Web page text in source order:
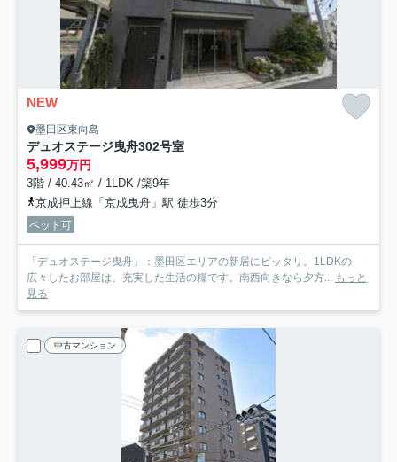
NEW
墨田区東向島
デュオステージ曳舟302号室
5,999万円
3階 / 40.43㎡ / 1LDK /築9年
京成押上線「京成曳舟」駅 徒歩3分
ペット可
「デュオステージ曳舟」：墨田区エリアの新居にピッタリ。1LDKの
広々したお部屋は、充実した生活の糧です。南西向きなら夕方... もっと
見る
中古マンション